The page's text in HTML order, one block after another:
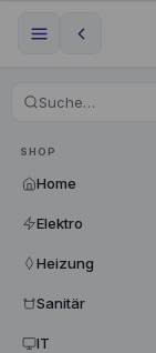
SHOP
Home
Elektro
Heizung
Sanitär
IT